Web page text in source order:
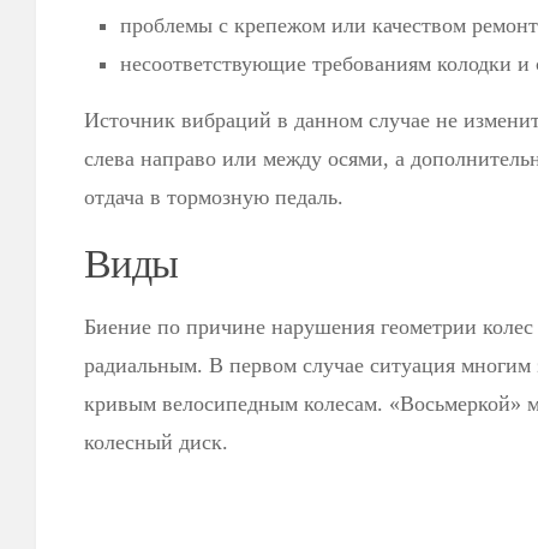
проблемы с крепежом или качеством
несоответствующие требованиям колодки
Источник вибраций в данном случае не
слева направо или между осями, а
отдача в тормозную педаль.
Виды
Биение по причине нарушения геометрии
радиальным. В первом случае ситуация многим
кривым велосипедным колесам. «Восьмеркой»
колесный диск.